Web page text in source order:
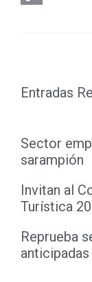
Entradas
Sector
sarampión
Invitan al
Turística
Reprueba
anticipadas